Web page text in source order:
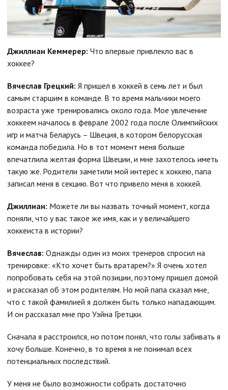
Джиллиан Кеммерер: Что впервые привлекло вас в
хоккее?
Вячеслав Грецкий: Я пришел в хоккей в семь лет и был
самым старшим в команде. В то время мальчики моего
возраста уже тренировались около года. Мое увлечение
хоккеем началось в феврале 2002 года после Олимпийских
игр и матча Беларусь – Швеция, в котором белорусская
команда победила. Но в тот момент меня больше
впечатлила желтая форма Швеции, и мне захотелось иметь
такую же. Родители заметили мой интерес к хоккею, папа
записал меня в секцию. Вот что привело меня в хоккей.
Джиллиан: Можете ли вы назвать точный момент, когда
поняли, что у вас такое же имя, как и у величайшего
хоккеиста в истории?
Вячеслав: Однажды один из моих тренеров спросил на
тренировке: «Кто хочет быть вратарем?» Я очень хотел
попробовать себя на этой позиции, поэтому пришел домой
и рассказал об этом родителям. Но мой папа сказал мне,
что с такой фамилией я должен быть только нападающим.
И он рассказал мне про Уэйна Гретцки.
Сначала я расстроился, но потом понял, что голы забивать я
хочу больше. Конечно, в то время я не понимал всех
потенциальных последствий.
У меня не было возможности собрать достаточно